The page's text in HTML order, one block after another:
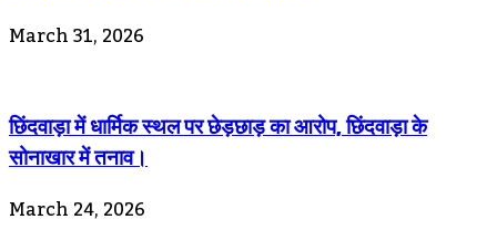
March 31, 2026
छिंदवाड़ा में धार्मिक स्थल पर छेड़छाड़ का आरोप, छिंदवाड़ा के
सोनाखार में तनाव।
March 24, 2026